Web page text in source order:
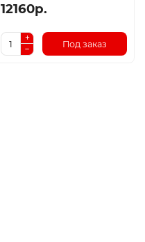
12160р.
Под заказ